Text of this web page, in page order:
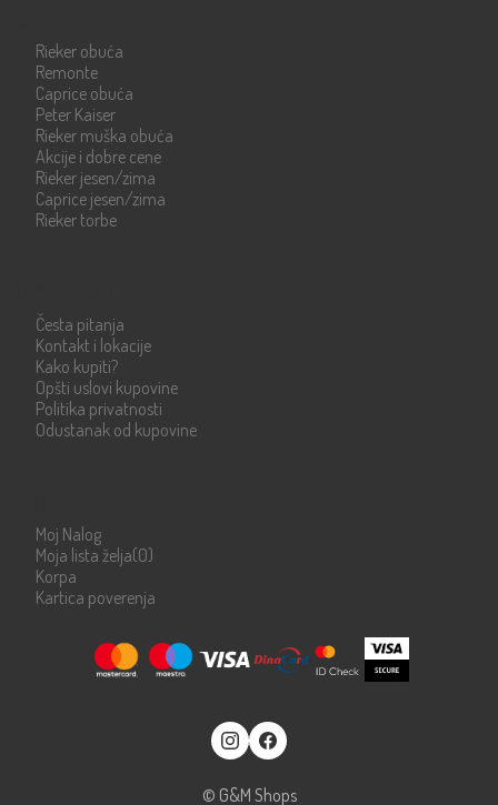
Rieker obuća
Remonte
Caprice obuća
Peter Kaiser
Rieker muška obuća
Akcije i dobre cene
Rieker jesen/zima
Caprice jesen/zima
Rieker torbe
Česta pitanja
Kontakt i lokacije
Kako kupiti?
Opšti uslovi kupovine
Politika privatnosti
Odustanak od kupovine
Moj Nalog
Moja lista želja(0)
Korpa
Kartica poverenja
© G&M Shops